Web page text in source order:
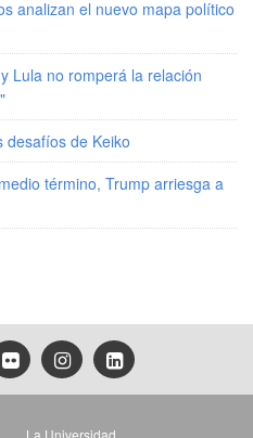
analizan el nuevo mapa político
Lula no romperá la relación
desafíos de Keiko
término, Trump arriesga a
La Universidad